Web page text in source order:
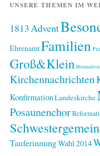
UNSERE THEMEN IM
1813Advent
EhrenamtFamilien
Groß&Klein Heimatfest
Kirchennachrichten
KonfirmationLandeskirche
Posaunenchor
TauferinnungWahl 2014